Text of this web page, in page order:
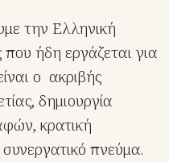
την Ελληνική
ήδη εργάζεται για
ο ακριβής
δημιουργία
κρατική
πνεύμα.